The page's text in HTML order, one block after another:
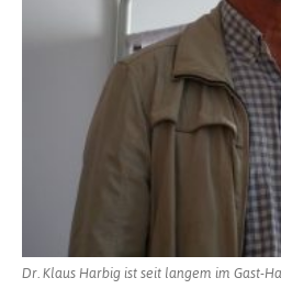
Dr. Klaus Harbig ist seit langem im Gast-